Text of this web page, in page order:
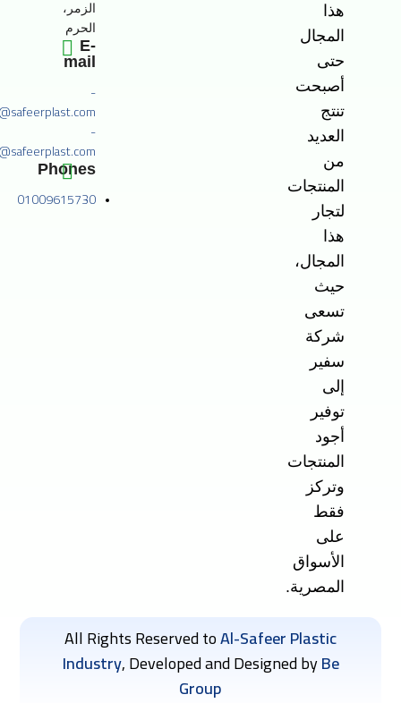
هذا
المجال
حتى
أصبحت
تنتج
العديد
من
المنتجات
لتجار
هذا
المجال،
حيث
تسعى
شركة
سفير
إلى
توفير
أجود
المنتجات
وتركز
فقط
على
الأسواق
المصرية.
الزمر،
الحرم
E-
mail
-
-
Phones
01009615730
All Rights Reserved toAl-Safeer Plastic
Industry, Developed and Designed byBe
Group